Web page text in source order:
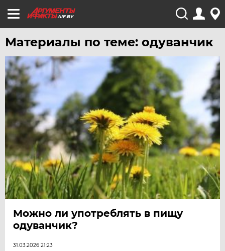
AIF.BY
Материалы по теме: одуванчик
Можно ли употреблять в пищу
одуванчик?
31.03.2026 21:23